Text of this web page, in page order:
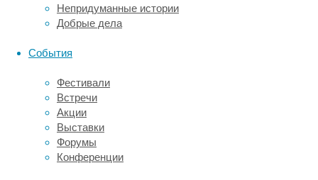
Непридуманные истории
Добрые дела
События
Фестивали
Встречи
Акции
Выставки
Форумы
Конференции
В
рамках
исследования
собрали
три
группы
добровольцев
—
тех,